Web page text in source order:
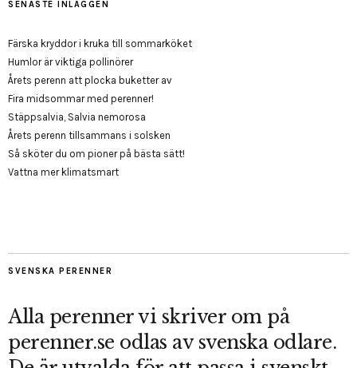
SENASTE INLÄGGEN
Färska kryddor i kruka till sommarköket
Humlor är viktiga pollinörer
Årets perenn att plocka buketter av
Fira midsommar med perenner!
Stäppsalvia, Salvia nemorosa
Årets perenn tillsammans i solsken
Så sköter du om pioner på bästa sätt!
Vattna mer klimatsmart
SVENSKA PERENNER
Alla perenner vi skriver om på
perenner.se odlas av svenska odlare.